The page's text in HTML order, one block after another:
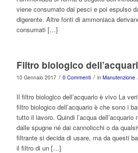
viene consumato dai pesci e poi espulso
digerente. Altre fonti di ammoniaca
consumati […]
Filtro biologico
10 Gennaio 2017 / 0 Commenti / in Manutenzione
Il filtro biologico dell’acquario è vivo La
filtro biologico dell’acquario è che sono i
tutto il lavoro. Quindi l’acqua dell’acquario
dalle spugne né dai cannolicchi o da
filtrante si decida di usare, ma da questi
il filtro di un […]